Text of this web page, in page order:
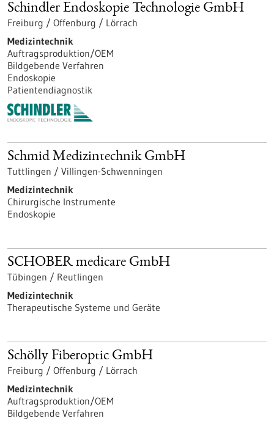
Schindler Endoskopie Technologie GmbH
Freiburg / Offenburg / Lörrach
Medizintechnik
Auftragsproduktion/OEM
Bildgebende Verfahren
Endoskopie
Patientendiagnostik
Schmid Medizintechnik GmbH
Tuttlingen / Villingen-Schwenningen
Medizintechnik
Chirurgische Instrumente
Endoskopie
SCHOBER medicare GmbH
Tübingen / Reutlingen
Medizintechnik
Therapeutische Systeme und Geräte
Schölly Fiberoptic GmbH
Freiburg / Offenburg / Lörrach
Medizintechnik
Auftragsproduktion/OEM
Bildgebende Verfahren